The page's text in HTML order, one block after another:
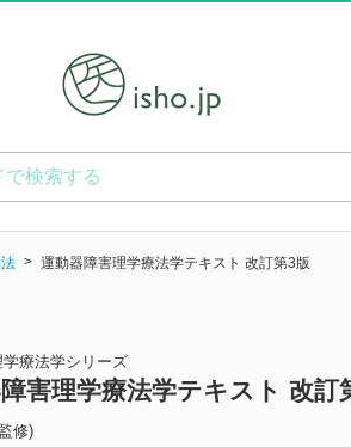
運動器障害理学療法学テキスト 改訂第3版
学療法学シリーズ
害理学療法学テキスト 改訂
修)